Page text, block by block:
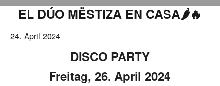
EL DÚO MËSTIZA EN CASA🌶️🔥
24. April 2024
DISCO PARTY
Freitag, 26. April 2024